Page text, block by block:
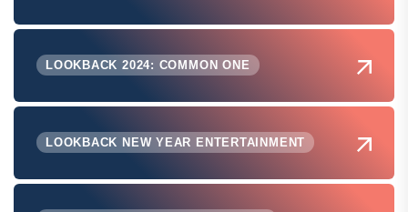
LOOKBACK 2024: COMMON ONE
LOOKBACK NEW YEAR ENTERTAINMENT